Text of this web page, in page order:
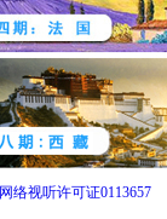
网络视听许可证0113657